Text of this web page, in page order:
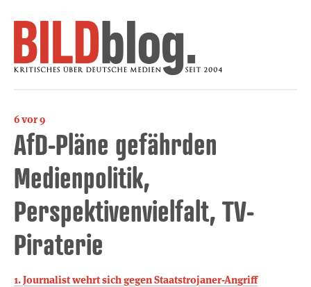
6 vor 9
AfD-Pläne gefährden
Medienpolitik,
Perspektivenvielfalt, TV-
Piraterie
1. Journalist wehrt sich gegen Staatstrojaner-Angriff